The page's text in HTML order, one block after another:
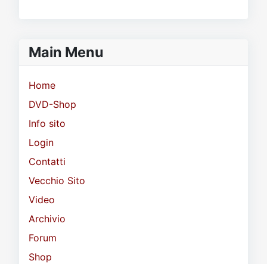
Main Menu
Home
DVD-Shop
Info sito
Login
Contatti
Vecchio Sito
Video
Archivio
Forum
Shop